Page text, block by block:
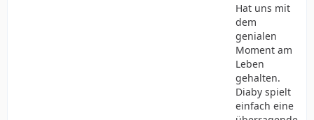
Hat uns mit
dem
genialen
Moment am
Leben
gehalten.
Diaby spielt
einfach eine